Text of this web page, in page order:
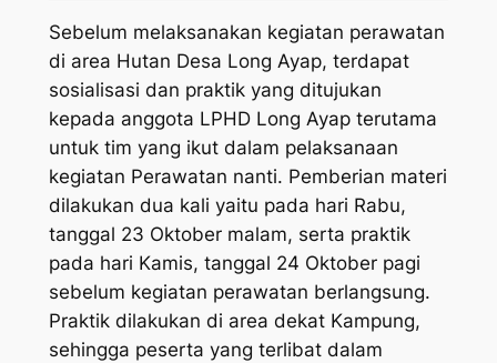
Sebelum melaksanakan kegiatan perawatan
di area Hutan Desa Long Ayap, terdapat
sosialisasi dan praktik yang ditujukan
kepada anggota LPHD Long Ayap terutama
untuk tim yang ikut dalam pelaksanaan
kegiatan Perawatan nanti. Pemberian materi
dilakukan dua kali yaitu pada hari Rabu,
tanggal 23 Oktober malam, serta praktik
pada hari Kamis, tanggal 24 Oktober pagi
sebelum kegiatan perawatan berlangsung.
Praktik dilakukan di area dekat Kampung,
sehingga peserta yang terlibat dalam